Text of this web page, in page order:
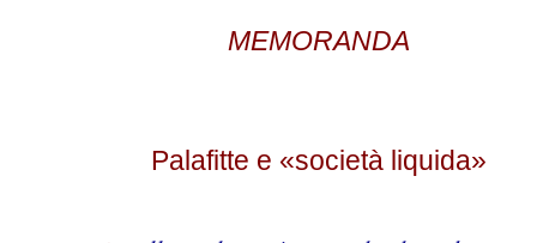
MEMORANDA
Palafitte e «società liquida»